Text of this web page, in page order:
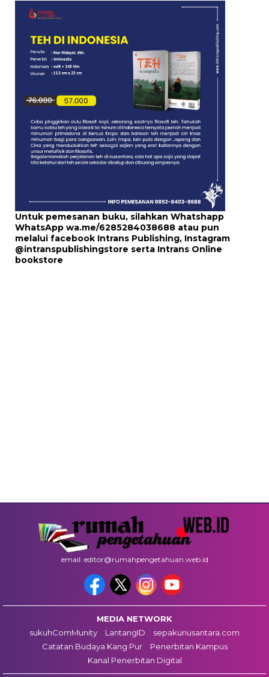
Untuk pemesanan buku, silahkan Whatshapp
WhatsApp wa.me/6285284038688 atau pun
melalui facebook Intrans Publishing, Instagram
@intranspublishingstore serta Intrans Online
bookstore
email: editor@rumahpengetahuan.web.id
MEDIA NETWORK
sukuhComMunity
LantangID
sepakunusantara.com
Catatan Budaya Kang Pur
Penerbitan Kampus
Kanal Penerbitan Digital